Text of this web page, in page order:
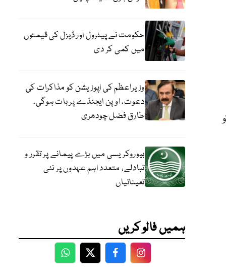
حکومت نے پیٹرول اور ڈیزل کی قیمتوں
میں کمی کر دی
وزیراعظم کی اپوزیشن کو مذاکرات کی
دعوت، اوپن ایجنڈے پر بات ہوگی،
طارق فضل چودھری
بیوروکریسی میں بڑے پیمانے پر تقرر و
تبادلے، متعدد اہم عہدوں پر نئی
تعیناتیاں
ہمیں فالو کریں
WhatsApp
TwitterFacebookFacebook